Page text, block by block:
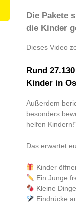
Die Pakete
die Kinder
Dieses Video
Rund
Kinder in
Außerdem
besonders
helfen
Das erwartet
Kinder
Ein Junge
Kleine
Eindrücke